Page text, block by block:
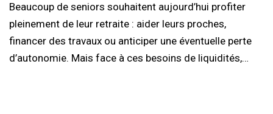
Beaucoup de seniors souhaitent aujourd’hui profiter
pleinement de leur retraite : aider leurs proches,
financer des travaux ou anticiper une éventuelle perte
d’autonomie. Mais face à ces besoins de liquidités,…